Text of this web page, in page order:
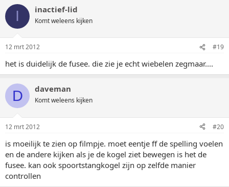
I inactief-lid
Komt weleens kijken
12 mrt 2012 #19
het is duidelijk de fusee. die zie je echt wiebelen zegmaar....
D daveman
Komt weleens kijken
12 mrt 2012 #20
is moeilijk te zien op filmpje. moet eentje ff de spelling voelen
en de andere kijken als je de kogel ziet bewegen is het de
fusee. kan ook spoortstangkogel zijn op zelfde manier
controllen